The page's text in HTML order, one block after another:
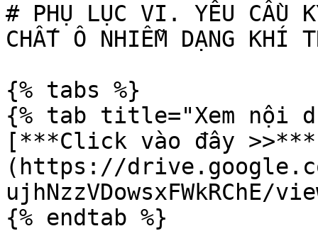
# PHỤ LỤC VI. YÊU CẦU
CHẤT Ô NHIỄM DẠNG KHÍ
{% tabs %}
{% tab title="Xem nội
[***Click vào đây
(https://
ujhNzzVDowsxFWkRChE/
{% endtab %}